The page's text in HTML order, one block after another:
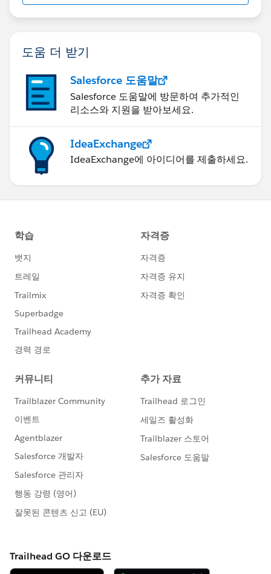
도움 더 받기
Salesforce 도움말
Salesforce 도움말에 방문하여 추가적인
리소스와 지원을 받아보세요.
IdeaExchange
IdeaExchange에 아이디어를 제출하세요.